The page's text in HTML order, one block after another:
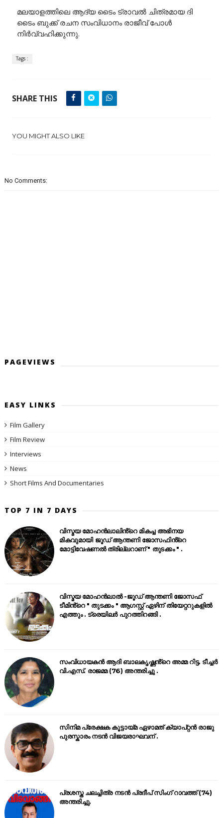
മലയാളത്തിലെ ആദ്യ ടൈം ട്രാവൽ ചിത്രമായ ദി
ടൈം ബുക്ക് രചന സംവിധാനം രാജീവ് പോൾ
നിർവ്വഹിക്കുന്നു.
Tags :
SHARE THIS
YOU MIGHT ALSO LIKE
No Comments:
PAGEVIEWS
EASY LINKS
Film Gallery
Film Review
Interviews
News
Short Films And Documentaries
TOP 7 IN 7 DAYS
വിസ്മയ മോഹൻലാലിൻ്റെ മികച്ച അഭിനയ
മികവുമായി ജൂഡ് ആന്തണി ജോസഫിൻ്റെ
മോട്ടിവേഷണൽ ത്രില്ലറാണ് " തുടക്കം " .
വിസ്മയ മോഹൻലാൽ -ജൂഡ് ആന്തണി ജോസഫ്
ടീമിൻ്റെ " തുടക്കം " ആഗസ്റ്റ് ഏഴിന് തിയേറ്ററുകളിൽ
എത്തും . ട്രെയിലർ പുറത്തിറങ്ങി .
സംവിധായകൻ ആദി ബാലകൃഷ്ണൻ്റെ അമ്മ റിട്ട. ടീച്ചർ
വി.എസ്. രാജമ്മ (76) അന്തരിച്ചു .
സിനിമ പ്രേക്ഷക കൂട്ടായ്മ ഏഴാമത് ക്യാപ്റ്റൻ രാജു
പുരസ്കാരം നടൻ വിജയരാഘവന് .
പ്രശസ്ത ചലച്ചിത്ര നടൻ പ്രദീപ് സിംഗ് റാവത്ത് (74)
അന്തരിച്ചു.